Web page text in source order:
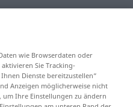
wie Browserdaten oder
Sie Tracking-
Dienste bereitzustellen“
Anzeigen möglicherweise nicht
Ihre Einstellungen zu ändern